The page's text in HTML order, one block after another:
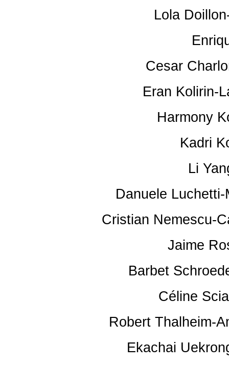
Lola
Cesar
Eran Kolirin-
Harmony
Kadri
Li
Danuele
Cristian Nemescu-
Jaime
Barbet
Céline
Robert Thalheim-
Ekachai